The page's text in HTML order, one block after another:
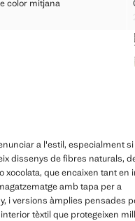
COLOR MITJANA
color mitjana
a l'estil, especialment
dissenys de fibres naturals,
que encaixen tant en
amb tapa per a
i versions àmplies pensades
tèxtil que protegeixen